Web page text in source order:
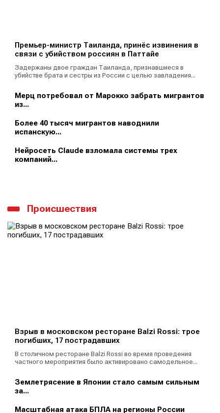
Премьер-министр Таиланда, принёс извинения в
связи с убийством россиян в Паттайе
Задержаны двое граждан Таиланда, признавшиеся в
убийстве брата и сестры из России с целью завладения...
Мерц потребовал от Марокко забрать мигрантов
из...
Более 40 тысяч мигрантов наводнили
испанскую...
Нейросеть Claude взломала системы трех
компаний...
Происшествия
Взрыв в московском ресторане Balzi Rossi: трое
погибших, 17 пострадавших
В столичном ресторане Balzi Rossi во время проведения
частного мероприятия было активировано самодельное...
Землетрясение в Японии стало самым сильным
за...
Масштабная атака БПЛА на регионы России